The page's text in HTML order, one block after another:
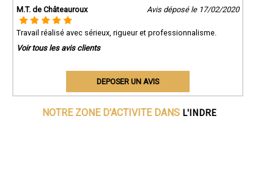
M.T. de Châteauroux Avis déposé le 17/02/2020
Travail réalisé avec sérieux, rigueur et professionnalisme.
Voir tous les avis clients
DEPOSER UN AVIS
NOTRE ZONE D'ACTIVITE DANS L'INDRE